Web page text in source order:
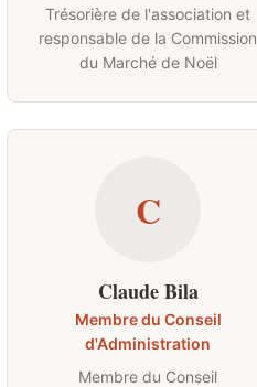
Trésorière de l'association et
responsable de la Commission
du Marché de Noël
C
Claude Bila
Membre du Conseil
d'Administration
Membre du Conseil